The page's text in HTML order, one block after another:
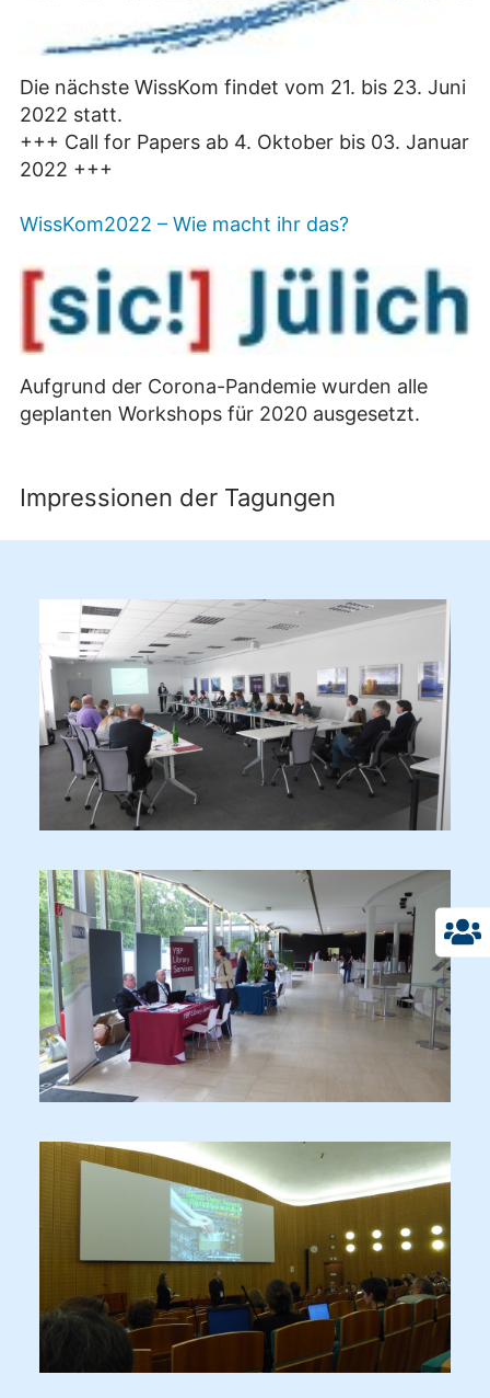
Die nächste WissKom findet vom 21. bis 23. Juni
2022 statt.
+++ Call for Papers ab 4. Oktober bis 03. Januar
2022 +++
WissKom2022 – Wie macht ihr das?
Aufgrund der Corona-Pandemie wurden alle
geplanten Workshops für 2020 ausgesetzt.
Impressionen der Tagungen